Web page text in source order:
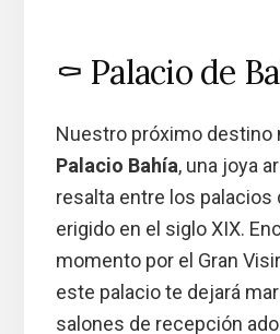
⚰️ Palacio de
Nuestro próximo destino
Palacio Bahía, una joya
resalta entre los palacios
erigido en el siglo XIX.
momento por el Gran
este palacio te dejará
salones de recepción